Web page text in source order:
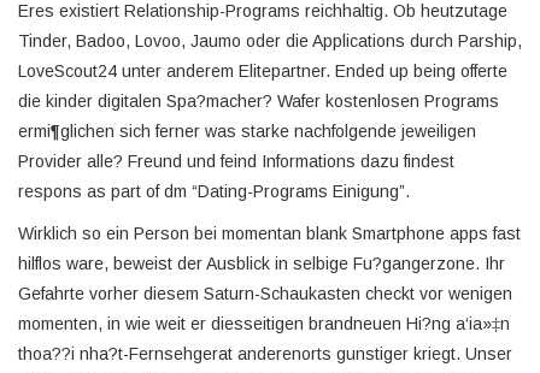
Eres existiert Relationship-Programs reichhaltig. Ob heutzutage
Tinder, Badoo, Lovoo, Jaumo oder die Applications durch Parship,
LoveScout24 unter anderem Elitepartner. Ended up being offerte
die kinder digitalen Spa?macher? Wafer kostenlosen Programs
ermi¶glichen sich ferner was starke nachfolgende jeweiligen
Provider alle? Freund und feind Informations dazu findest
respons as part of dm “Dating-Programs Einigung”.
Wirklich so ein Person bei momentan blank Smartphone apps fast
hilflos ware, beweist der Ausblick in selbige Fu?gangerzone. Ihr
Gefahrte vorher diesem Saturn-Schaukasten checkt vor wenigen
momenten, in wie weit er diesseitigen brandneuen Hi?ng a‘ia»‡n
thoa??i nha?­t-Fernsehgerat anderenorts gunstiger kriegt. Unser